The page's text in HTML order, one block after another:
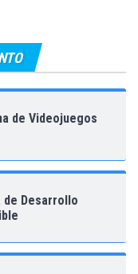
de Videojuegos
de Desarrollo